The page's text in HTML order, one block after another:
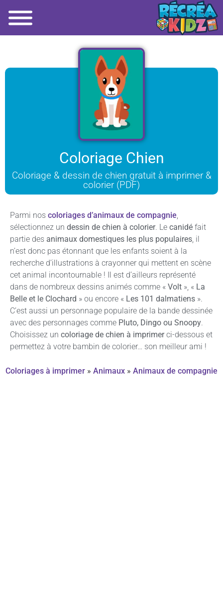
Coloriage Chien
Coloriage & dessin de chien gratuit à imprimer &
colorier (PDF)
Parmi nos coloriages d’animaux de compagnie,
sélectionnez un dessin de chien à colorier. Le canidé fait
partie des animaux domestiques les plus populaires, il
n’est donc pas étonnant que les enfants soient à la
recherche d’illustrations à crayonner qui mettent en scène
cet animal incontournable ! Il est d’ailleurs représenté
dans de nombreux dessins animés comme « Volt », « La
Belle et le Clochard » ou encore « Les 101 dalmatiens ».
C’est aussi un personnage populaire de la bande dessinée
avec des personnages comme Pluto, Dingo ou Snoopy.
Choisissez un coloriage de chien à imprimerci-dessous et
permettez à votre bambin de colorier… son meilleur ami !
Coloriages à imprimer » Animaux » Animaux de compagnie